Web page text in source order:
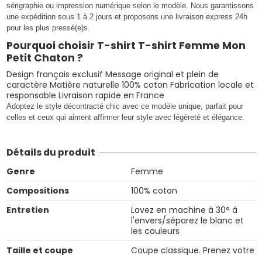
sérigraphie ou impression numérique selon le modèle. Nous garantissons
une expédition sous 1 à 2 jours et proposons une livraison express 24h
pour les plus pressé(e)s.
Pourquoi choisir T-shirt T-shirt Femme Mon
Petit Chaton ?
Design français exclusif Message original et plein de
caractère Matière naturelle 100% coton Fabrication locale et
responsable Livraison rapide en France
Adoptez le style décontracté chic avec ce modèle unique, parfait pour
celles et ceux qui aiment affirmer leur style avec légèreté et élégance.
Détails du produit
Genre
Femme
Compositions
100% coton
Entretien
Lavez en machine à 30° à
l'envers/séparez le blanc et
les couleurs
Taille et coupe
Coupe classique. Prenez votre